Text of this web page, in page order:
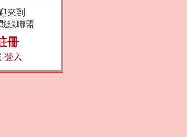
來到
線聯盟
冊
登入